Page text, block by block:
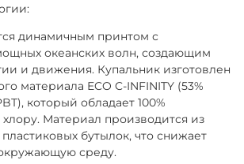
динамичным принтом с
океанских волн, создающим
и движения. Купальник изготовлен
материала ECO C-INFINITY (53%
который обладает 100%
Материал производится из
бутылок, что снижает
среду.